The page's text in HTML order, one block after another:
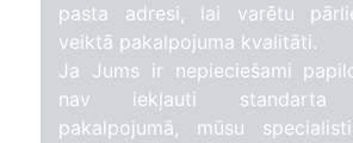
pasta adresi, lai varētu
veiktā pakalpojuma kvalitāti.
Ja Jums ir nepieciešami
nav iekļauti standarta
pakalpojumā, mūsu